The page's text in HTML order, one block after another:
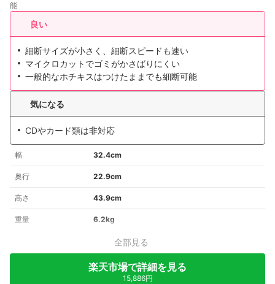
能
良い
細断サイズが小さく、細断スピードも速い
マイクロカットでゴミがかさばりにくい
一般的なホチキスはつけたままでも細断可能
気になる
CDやカード類は非対応
幅 32.4cm
奥行 22.9cm
高さ 43.9cm
重量 6.2kg
全部見る
楽天市場で詳細を見る
15,886円